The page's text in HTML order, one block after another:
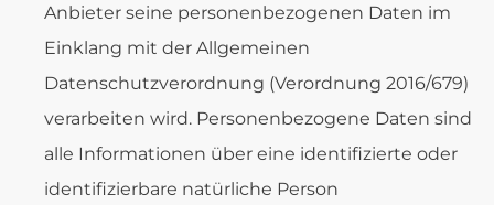
Anbieter seine personenbezogenen Daten im
Einklang mit der Allgemeinen
Datenschutzverordnung (Verordnung 2016/679)
verarbeiten wird. Personenbezogene Daten sind
alle Informationen über eine identifizierte oder
identifizierbare natürliche Person